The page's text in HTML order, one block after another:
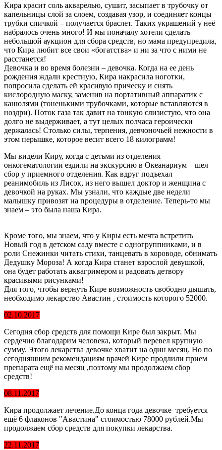
Кира красит соль акварелью, сушит, засыпает в трубочку от
капельницы слой за слоем, создавая узор, и соединяет концы
трубки спичкой – получается браслет. Таких украшений у неё
набралось очень много! И мы поначалу хотели сделать
небольшой аукцион для сбора средств, но мама предупредила,
что Кира любит все свои «богатства» и ни за что с ними не
расстанется!
Девочка и во время болезни – девочка. Когда на ее день
рождения ждали крестную, Кира накрасила ноготки,
попросила сделать ей красивую прическу и снять
кислородную маску, заменив на портативный аппаратик с
канюлями (тоненькими трубочками, которые вставляются в
ноздри). Поток газа так давит на тонкую слизистую, что она
долго не выдерживает, а тут целых полчаса героически
держалась! Столько силы, терпения, девчоночьей нежности в
этом перышке, которое весит всего 18 килограмм!
Мы видели Киру, когда с детьми из отделения
онкогематологии ездили на экскурсию в Океанариум – шел
сбор у приемного отделения. Как вдруг подъехал
реанимобиль из Лисок, из него вышел доктор и женщина с
девочкой на руках. Мы узнали, что каждые две недели
малышку привозят на процедуры в отделение. Теперь-то мы
знаем – это была наша Кира.
Кроме того, мы знаем, что у Киры есть мечта встретить
Новый год в детском саду вместе с одногруппниками, и в
роли Снежинки читать стихи, танцевать в хороводе, обнимать
Дедушку Мороза! А когда Кира станет взрослой девушкой,
она будет работать аквагримером и радовать детвору
красивыми рисунками!
Для того, чтобы вернуть Кире возможность свободно дышать,
необходимо лекарство Авастин , стоимость которого 52000.
02.10.2017
Сегодня сбор средств для помощи Кире был закрыт. Мы
сердечно благодарим человека, который перевел крупную
сумму. Этого лекарства девочке хватит на один месяц. Но по
сегодняшним рекомендациям врачей Кире продлили прием
препарата ещё на месяц ,поэтому мы продолжаем сбор
средств!
08.11.2017
Кира продолжает лечение.До конца года девочке требуется
ещё 6 флаконов "Авастина" стоимостью 78000 рублей.Мы
продолжаем сбор средств для покупки лекарства.
22.11.2017